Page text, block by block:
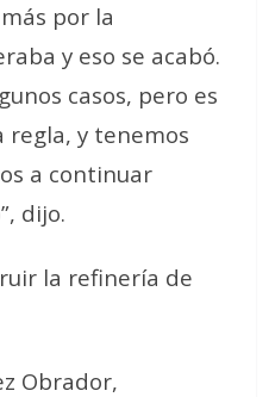
por la
y eso se acabó.
casos, pero es
regla, y tenemos
a continuar
dijo.
la refinería de
Obrador,